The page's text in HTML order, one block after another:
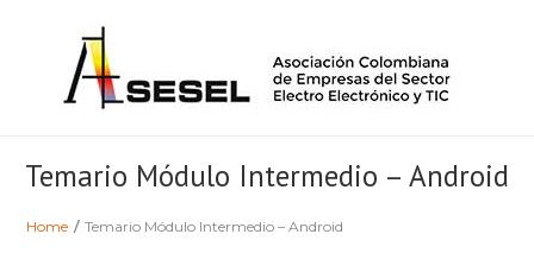
Temario Módulo Intermedio – Android
Home / Temario Módulo Intermedio – Android